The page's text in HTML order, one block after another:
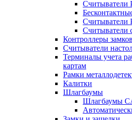
Считыватели
Считыватели
Считыватели
Контроллеры замков
Считыватели
Терминалы учета
картам
Рамки
Калитки
Шлагбаумы
Шлагбаумы